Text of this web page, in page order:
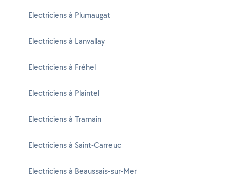
Electriciens à Plumaugat
Electriciens à Lanvallay
Electriciens à Fréhel
Electriciens à Plaintel
Electriciens à Tramain
Electriciens à Saint-Carreuc
Electriciens à Beaussais-sur-Mer